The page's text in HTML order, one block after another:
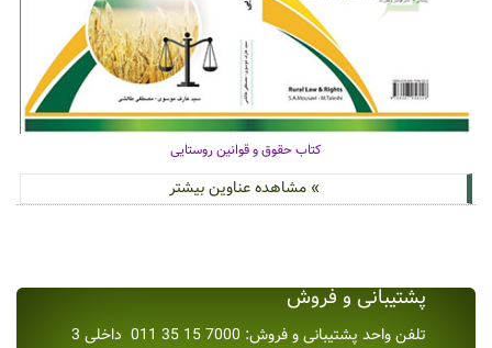
کتاب حقوق و قوانین روستایی
» مشاهده عناوین بیشتر
پشتیبانی و فروش
تلفن واحد پشتیبانی و فروش: 7000 15 35 011 داخلی 3